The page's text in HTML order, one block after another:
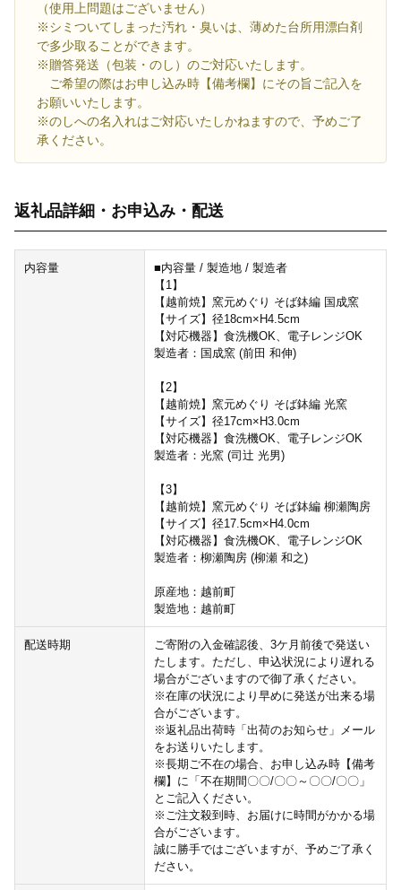
（使用上問題はございません）
※シミついてしまった汚れ・臭いは、薄めた台所用漂白剤
で多少取ることができます。
※贈答発送（包装・のし）のご対応いたします。
ご希望の際はお申し込み時【備考欄】にその旨ご記入を
お願いいたします。
※のしへの名入れはご対応いたしかねますので、予めご了
承ください。
返礼品詳細・お申込み・配送
内容量
■内容量 / 製造地 / 製造者
【1】
【越前焼】窯元めぐり そば鉢編 国成窯
【サイズ】径18cm×H4.5cm
【対応機器】食洗機OK、電子レンジOK
製造者：国成窯 (前田 和伸)
【2】
【越前焼】窯元めぐり そば鉢編 光窯
【サイズ】径17cm×H3.0cm
【対応機器】食洗機OK、電子レンジOK
製造者：光窯 (司辻 光男)
【3】
【越前焼】窯元めぐり そば鉢編 柳瀬陶房
【サイズ】径17.5cm×H4.0cm
【対応機器】食洗機OK、電子レンジOK
製造者：柳瀬陶房 (柳瀬 和之)
原産地：越前町
製造地：越前町
配送時期
ご寄附の入金確認後、3ケ月前後で発送い
たします。ただし、申込状況により遅れる
場合がございますので御了承ください。
※在庫の状況により早めに発送が出来る場
合がございます。
※返礼品出荷時「出荷のお知らせ」メール
をお送りいたします。
※長期ご不在の場合、お申し込み時【備考
欄】に「不在期間〇〇/〇〇～〇〇/〇〇」
とご記入ください。
※ご注文殺到時、お届けに時間がかかる場
合がございます。
誠に勝手ではございますが、予めご了承く
ださい。